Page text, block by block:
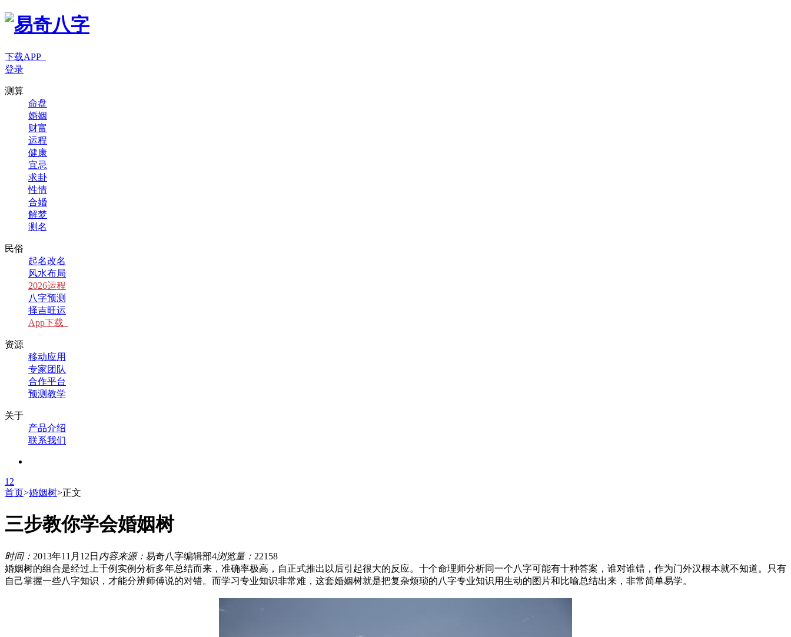
下载APP
登录
测算
命盘
婚姻
财富
运程
健康
宜忌
求卦
性情
合婚
解梦
测名
民俗
起名改名
风水布局
2026运程
八字预测
择吉旺运
App下载
资源
移动应用
专家团队
合作平台
预测教学
关于
产品介绍
联系我们
1 2
首页>婚姻树>正文
三步教你学会婚姻树
时间： 2013年11月12日 内容来源： 易奇八字编辑部4浏览量： 22158
婚姻树的组合是经过上千例实例分析多年总结而来，准确率极高，自正式推出以后引起很大的反应。十个命理师分析同一个八字可能有十种答案，谁对谁错，作为门外汉根本就不知道。只有
自己掌握一些八字知识，才能分辨师傅说的对错。而学习专业知识非常难，这套婚姻树就是把复杂烦琐的八字专业知识用生动的图片和比喻总结出来，非常简单易学。